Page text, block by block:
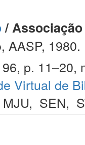
/
AASP, 1980.
p. 11–20,
Virtual de
MJU, SEN,